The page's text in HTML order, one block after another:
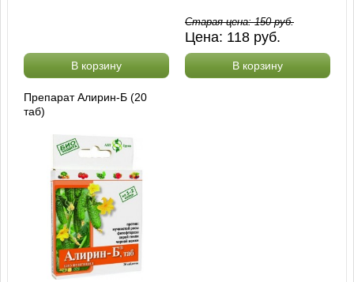
В корзину
Старая цена:150руб.
Цена: 118 руб.
В корзину
Препарат Алирин-Б (20
таб)